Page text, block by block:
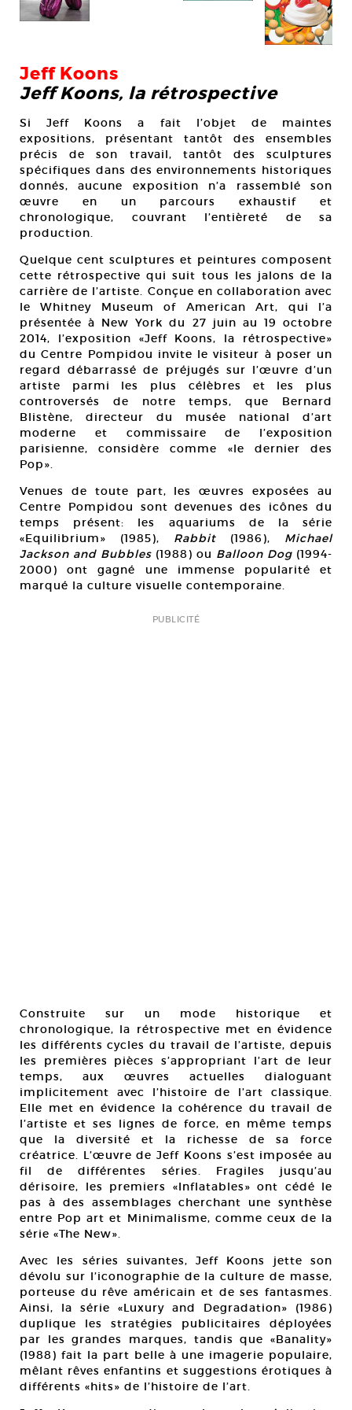
Jeff Koons
Jeff Koons, la rétrospective
Si Jeff Koons a fait l’objet de maintes
expositions, présentant tantôt des ensembles
précis de son travail, tantôt des sculptures
spécifiques dans des environnements historiques
donnés, aucune exposition n’a rassemblé son
œuvre en un parcours exhaustif et
chronologique, couvrant l’entièreté de sa
production.
Quelque cent sculptures et peintures composent
cette rétrospective qui suit tous les jalons de la
carrière de l’artiste. Conçue en collaboration avec
le Whitney Museum of American Art, qui l’a
présentée à New York du 27 juin au 19 octobre
2014, l’exposition «Jeff Koons, la rétrospective»
du Centre Pompidou invite le visiteur à poser un
regard débarrassé de préjugés sur l’œuvre d’un
artiste parmi les plus célèbres et les plus
controversés de notre temps, que Bernard
Blistène, directeur du musée national d’art
moderne et commissaire de l’exposition
parisienne, considère comme «le dernier des
Pop».
Venues de toute part, les œuvres exposées au
Centre Pompidou sont devenues des icônes du
temps présent: les aquariums de la série
«Equilibrium» (1985), Rabbit (1986), Michael
Jackson and Bubbles (1988) ou Balloon Dog (1994-
2000) ont gagné une immense popularité et
marqué la culture visuelle contemporaine.
PUBLICITÉ
Construite sur un mode historique et
chronologique, la rétrospective met en évidence
les différents cycles du travail de l’artiste, depuis
les premières pièces s’appropriant l’art de leur
temps, aux œuvres actuelles dialoguant
implicitement avec l’histoire de l’art classique.
Elle met en évidence la cohérence du travail de
l’artiste et ses lignes de force, en même temps
que la diversité et la richesse de sa force
créatrice. L’œuvre de Jeff Koons s’est imposée au
fil de différentes séries. Fragiles jusqu’au
dérisoire, les premiers «Inflatables» ont cédé le
pas à des assemblages cherchant une synthèse
entre Pop art et Minimalisme, comme ceux de la
série «The New».
Avec les séries suivantes, Jeff Koons jette son
dévolu sur l’iconographie de la culture de masse,
porteuse du rêve américain et de ses fantasmes.
Ainsi, la série «Luxury and Degradation» (1986)
duplique les stratégies publicitaires déployées
par les grandes marques, tandis que «Banality»
(1988) fait la part belle à une imagerie populaire,
mêlant rêves enfantins et suggestions érotiques à
différents «hits» de l’histoire de l’art.